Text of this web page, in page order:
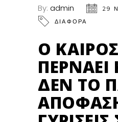
By: admin
29
ΔΙΑΦΟΡΑ
Ο ΚΑΙΡΌΣ
ΠΕΡΝΆΕΙ
ΔΕΝ ΤΟ